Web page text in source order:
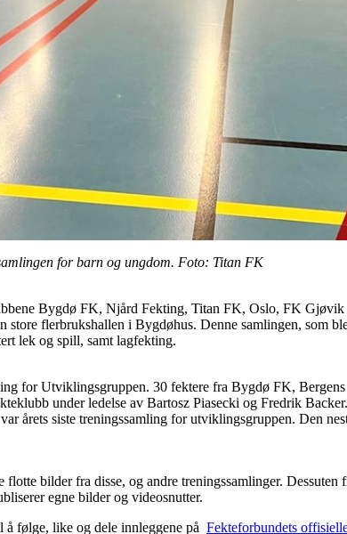
for barn og ungdom. Foto: Titan FK
Bygdø FK, Njård Fekting, Titan FK, Oslo, FK
flerbrukshallen i Bygdøhus. Denne samlingen, som
lek og spill, samt lagfekting.
for Utviklingsgruppen. 30 fektere fra Bygdø FK,
under ledelse av Bartosz Piasecki og Fredrik
årets siste treningssamling for utviklingsgruppen. Den
bilder fra disse, og andre treningssamlinger. Dessuten
egne bilder og videosnutter.
å følge, like og dele innleggene på Fekteforbundets